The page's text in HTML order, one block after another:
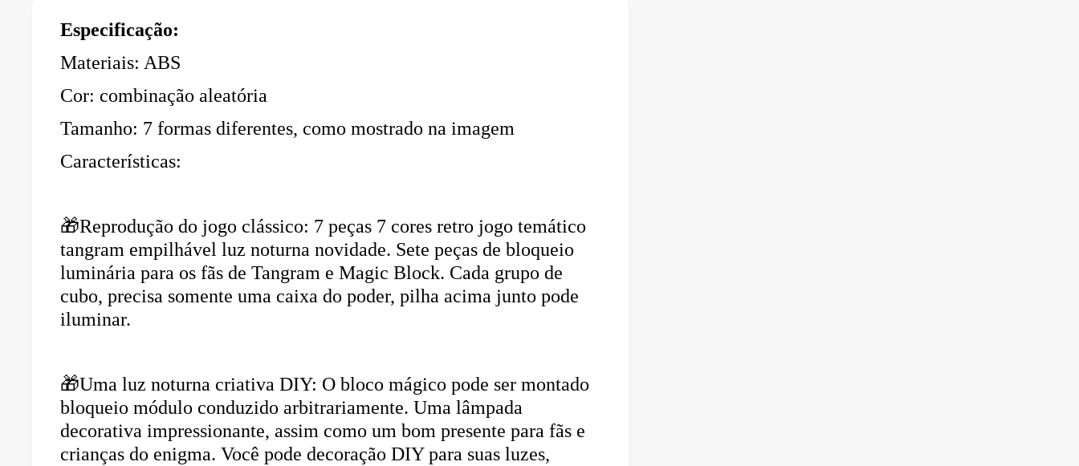
Especificação:
Materiais: ABS
Cor: combinação aleatória
Tamanho: 7 formas diferentes, como mostrado na imagem
Características:
🎁Reprodução do jogo clássico: 7 peças 7 cores retro jogo temático
tangram empilhável luz noturna novidade. Sete peças de bloqueio
luminária para os fãs de Tangram e Magic Block. Cada grupo de
cubo, precisa somente uma caixa do poder, pilha acima junto pode
iluminar.
🎁Uma luz noturna criativa DIY: O bloco mágico pode ser montado
bloqueio módulo conduzido arbitrariamente. Uma lâmpada
decorativa impressionante, assim como um bom presente para fãs e
crianças do enigma. Você pode decoração DIY para suas luzes,